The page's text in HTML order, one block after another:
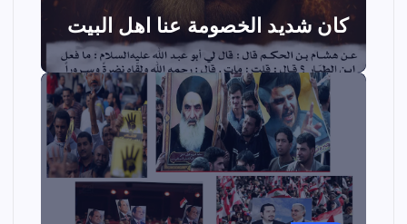
كان شديد الخصومة عنا اهل البيت